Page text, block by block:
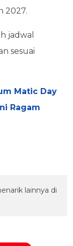
2027.
jadwal
sesuai
Matic Day
Ragam
lainnya di